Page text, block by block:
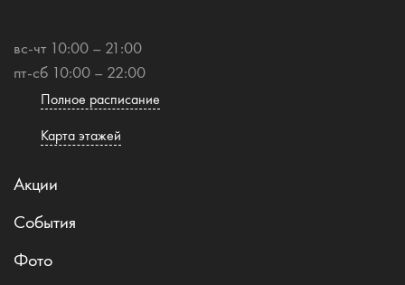
вс-чт 10:00 – 21:00
пт-сб 10:00 – 22:00
Полное расписание
Карта этажей
Акции
События
Фото